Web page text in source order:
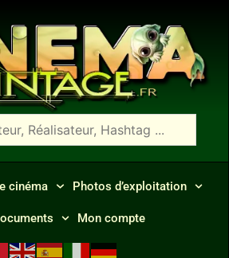
cinéma Photos d’exploitation
Mon compte